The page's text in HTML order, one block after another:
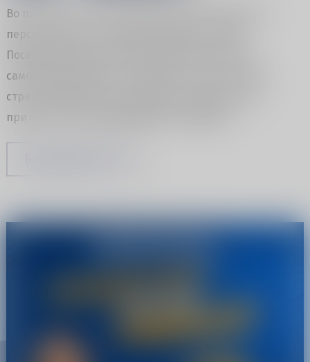
Во потрага си по нова работа која е интересна и
перспективна, но сигурна и добро платена?
Поседуваш одлични комуникациски вештини,
самоиницијативноста и работа во тим ти се јака
страна, динамичен си и умешен во работа под
притисок? Тогаш ПРИДРУЖИ СЕ НА ТИМОТ